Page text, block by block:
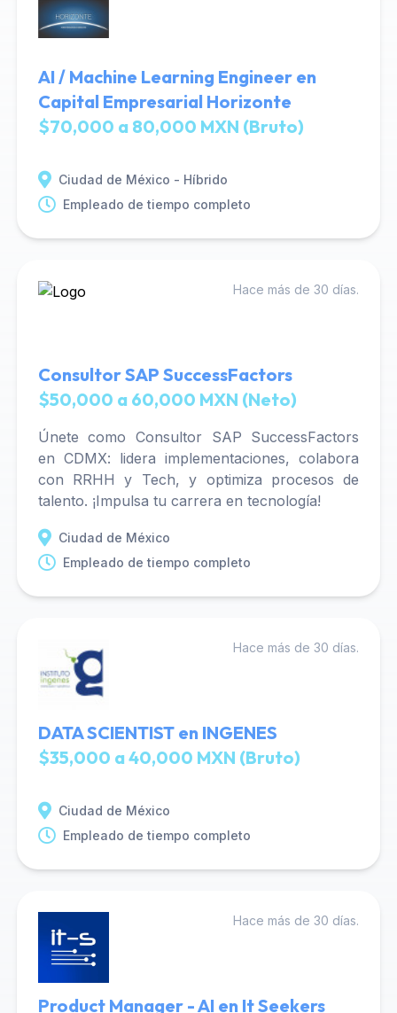
AI / Machine Learning Engineer en
Capital Empresarial Horizonte
$70,000 a 80,000 MXN (Bruto)
Ciudad de México - Híbrido
Empleado de tiempo completo
Hace más de 30 días.
Consultor SAP SuccessFactors
$50,000 a 60,000 MXN (Neto)
Únete como Consultor SAP SuccessFactors
en CDMX: lidera implementaciones, colabora
con RRHH y Tech, y optimiza procesos de
talento. ¡Impulsa tu carrera en tecnología!
Ciudad de México
Empleado de tiempo completo
Hace más de 30 días.
DATA SCIENTIST en INGENES
$35,000 a 40,000 MXN (Bruto)
Ciudad de México
Empleado de tiempo completo
Hace más de 30 días.
Product Manager - AI en It Seekers